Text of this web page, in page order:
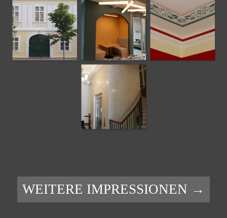
WEITERE IMPRESSIONEN →